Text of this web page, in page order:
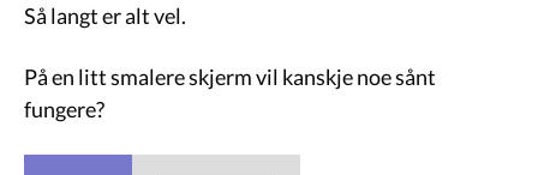
Så langt er alt vel.
På en litt smalere skjerm vil kanskje noe sånt
fungere?